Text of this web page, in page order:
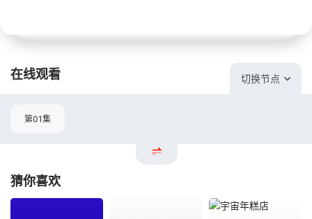
在线观看 切换节点
第01集
猜你喜欢